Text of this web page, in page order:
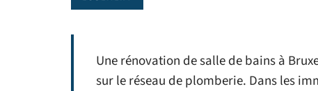
Une rénovation de salle de bains à
sur le réseau de plomberie. Dans les